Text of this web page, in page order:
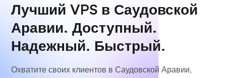
Лучший VPS в Саудовской
Аравии. Доступный.
Надежный. Быстрый.
Охватите своих клиентов в Саудовской Аравии,